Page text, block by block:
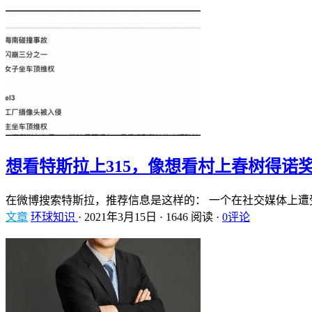
想看特斯拉上315，像想看村上春树得诺
在微博搜索特斯拉，推荐信息是这样的： 一个在社交媒体上
文章 环球知识 · 2021年3月15日 · 1646 阅读 · 0评论